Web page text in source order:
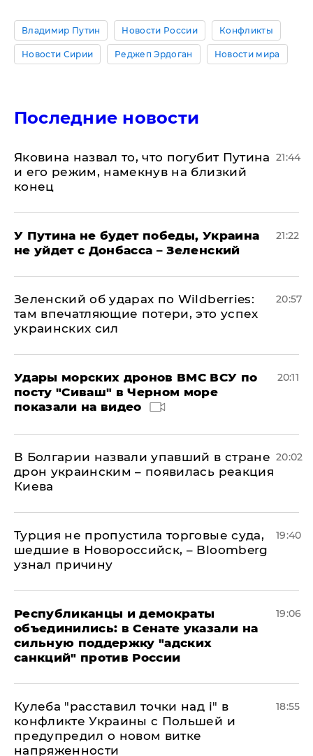
Владимир Путин Новости России Конфликты
Новости Сирии Реджеп Эрдоган Новости мира
Последние новости
Яковина назвал то, что погубит Путина
и его режим, намекнув на близкий
конец
21:44
У Путина не будет победы, Украина
не уйдет с Донбасса – Зеленский
21:22
Зеленский об ударах по Wildberries:
там впечатляющие потери, это успех
украинских сил
20:57
Удары морских дронов ВМС ВСУ по
посту "Сиваш" в Черном море
показали на видео
20:11
В Болгарии назвали упавший в стране
дрон украинским – появилась реакция
Киева
20:02
Турция не пропустила торговые суда,
шедшие в Новороссийск, – Bloomberg
узнал причину
19:40
Республиканцы и демократы
объединились: в Сенате указали на
сильную поддержку "адских
санкций" против России
19:06
Кулеба "расставил точки над і" в
конфликте Украины с Польшей и
предупредил о новом витке
напряженности
18:55